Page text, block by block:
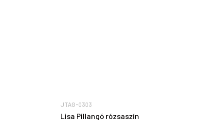
JTAG-0303
Lisa Pillangó rózsaszín